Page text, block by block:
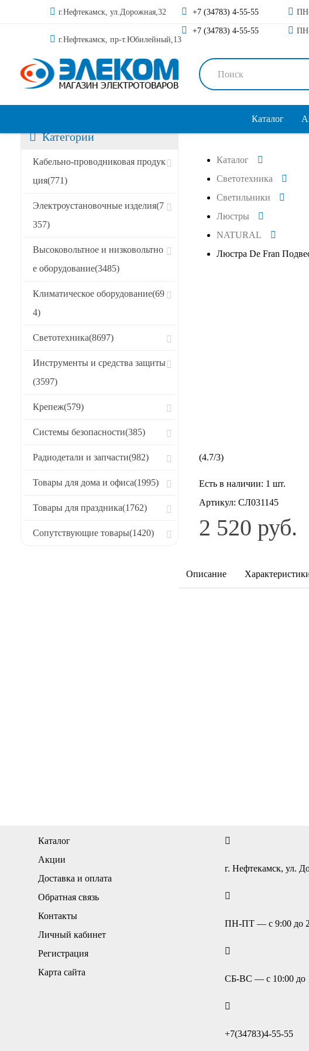
г.Нефтекамск, ул.Дорожная,32
г.Нефтекамск, пр-т.Юбилейный,13
+7 (34783) 4-55-55
+7 (34783) 4-55-55
Каталог
Категории
Кабельно-проводниковая продук
ция(771)
Электроустановочные изделия(7
357)
Высоковольтное и низковольтно
е оборудование(3485)
Климатическое оборудование(69
4)
Светотехника(8697)
Инструменты и средства защиты
(3597)
Крепеж(579)
Системы безопасности(385)
Радиодетали и запчасти(982)
Товары для дома и офиса(1995)
Товары для праздника(1762)
Сопутствующие товары(1420)
Каталог
Светотехника
Светильники
Люстры
NATURAL
Люстра De Fran
(4.7/3)
Есть в наличии: 1 шт.
Артикул: СЛ031145
2 520 руб.
Описание
Каталог
Акции
Доставка и оплата
Обратная связь
Контакты
Личный кабинет
Регистрация
Карта сайта
г. Нефтекамск, ул.
ПН-ПТ — с 9:00 до
СБ-ВС — с 10:00 до
+7(34783)4-55-55